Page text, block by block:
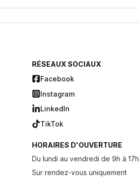
RÉSEAUX SOCIAUX
Facebook
Instagram
LinkedIn
TikTok
HORAIRES D'OUVERTURE
Du lundi au vendredi de 9h à 17h
Sur rendez-vous uniquement